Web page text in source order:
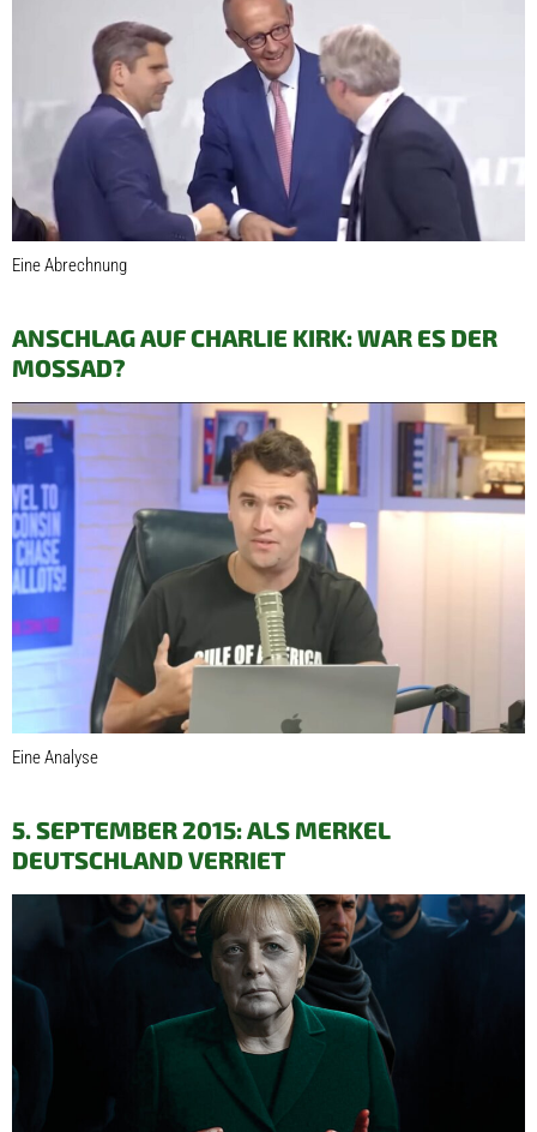
Eine Abrechnung
ANSCHLAG AUF CHARLIE KIRK: WAR ES DER
MOSSAD?
Eine Analyse
5. SEPTEMBER 2015: ALS MERKEL
DEUTSCHLAND VERRIET